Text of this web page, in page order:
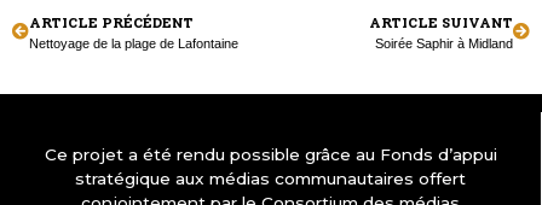
ARTICLE PRÉCÉDENT
Nettoyage de la plage de Lafontaine
ARTICLE SUIVANT
Soirée Saphir à Midland
Ce projet a été rendu possible grâce au Fonds d’appui
stratégique aux médias communautaires offert